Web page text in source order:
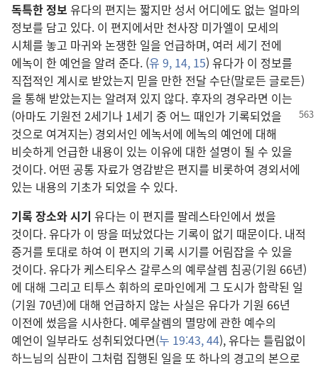
독특한 정보 유다의 편지는 짧지만 성서 어디에도 없는 얼마의
정보를 담고 있다. 이 편지에서만 천사장 미가엘이 모세의
시체를 놓고 마귀와 논쟁한 일을 언급하며, 여러 세기 전에
에녹이 한 예언을 알려 준다. (유 9, 14, 15) 유다가 이 정보를
직접적인 계시로 받았는지 믿을 만한 전달 수단(말로든 글로든)
을 통해 받았는지는 알려져 있지 않다. 후자의 경우라면 이는
(아마도 기원전 2세기나 1세기 중 어느 때인가 기록되었을
것으로 여겨지는) 경외서인 에녹서에 에녹의 예언에 대해
비슷하게 언급한 내용이 있는 이유에 대한 설명이 될 수 있을
것이다. 어떤 공통 자료가 영감받은 편지를 비롯하여 경외서에
있는 내용의 기초가 되었을 수 있다.
기록 장소와 시기 유다는 이 편지를 팔레스타인에서 썼을
것이다. 유다가 이 땅을 떠났었다는 기록이 없기 때문이다. 내적
증거를 토대로 하여 이 편지의 기록 시기를 어림잡을 수 있을
것이다. 유다가 케스티우스 갈루스의 예루살렘 침공(기원 66년)
에 대해 그리고 티투스 휘하의 로마인에게 그 도시가 함락된 일
(기원 70년)에 대해 언급하지 않는 사실은 유다가 기원 66년
이전에 썼음을 시사한다. 예루살렘의 멸망에 관한 예수의
예언이 일부라도 성취되었다면(누 19:43, 44), 유다는 틀림없이
하느님의 심판이 그처럼 집행된 일을 또 하나의 경고의 본으로